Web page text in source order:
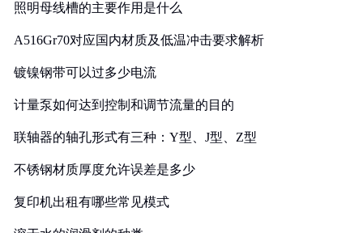
照明母线槽的主要作用是什么
A516Gr70对应国内材质及低温冲击要求解析
镀镍钢带可以过多少电流
计量泵如何达到控制和调节流量的目的
联轴器的轴孔形式有三种：Y型、J型、Z型
不锈钢材质厚度允许误差是多少
复印机出租有哪些常见模式